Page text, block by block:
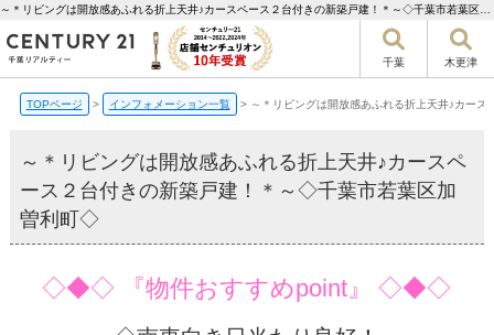
千葉 木更津
TOPページ > インフォメーション一覧 > ～＊リビングは開放感あふれる折上天井♪カー
～＊リビングは開放感あふれる折上天井♪カースペ
ース２台付きの新築戸建！＊～◇千葉市若葉区加
曽利町◇
◇◆◇ 『物件おすすめpoint』 ◇◆◇